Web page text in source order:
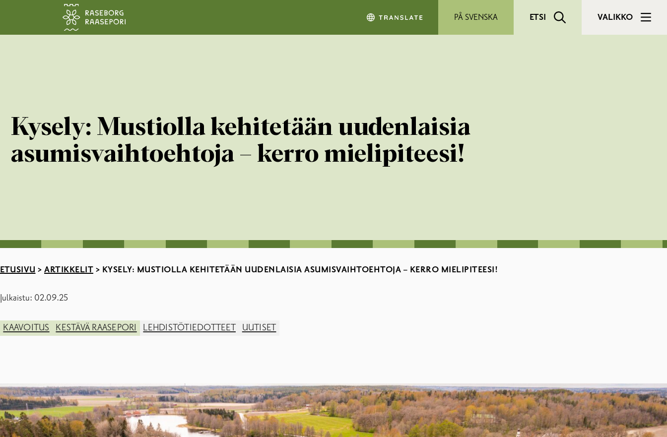
PÅ SVENSKA ETSI VALIKKO
Kysely: Mustiolla kehitetään uudenlaisia
asumisvaihtoehtoja – kerro mielipiteesi!
ETUSIVU > ARTIKKELIT > KYSELY: MUSTIOLLA KEHITETÄÄN UUDENLAISIA ASUMISVAIHTOEHTOJA – KERRO MIELIPITEESI!
Julkaistu: 02.09.25
KAAVOITUS KESTÄVÄ RAASEPORI LEHDISTÖTIEDOTTEET UUTISET